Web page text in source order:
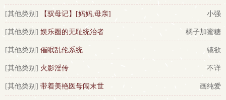
[其他类别] 【驭母记】[妈妈,母亲] 小强
[其他类别] 娱乐圈的无耻统治者 橘子加蜜糖
[其他类别] 催眠乱伦系统 镜欲
[其他类别] 火影淫传 不详
[其他类别] 带着美艳医母闯末世 画纯爱